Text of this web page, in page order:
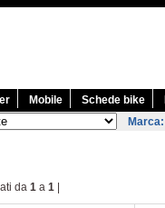
Mobile Schede bike
Marca:
da 1 a 1